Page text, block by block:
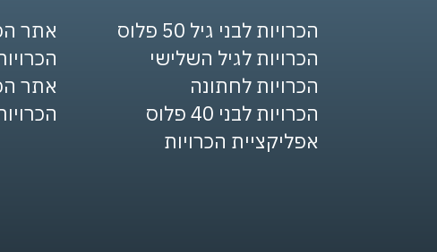
אתר
אתר
הכרויות לבני גיל 50 פלוס
הכרויות לגיל השלישי
הכרויות לחתונה
הכרויות לבני 40 פלוס
אפליקציית הכרויות